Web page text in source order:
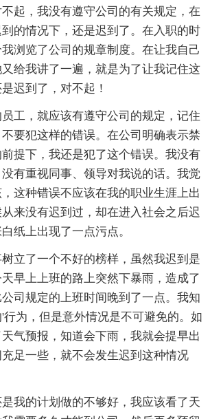
起，我没有遵守公司的有关规定，在
的情况下，还是迟到了。在入职的时
浏览了公司的规章制度。在让我自己
给我讲了一遍，就是为了让我记住这
迟到了，对不起！
工，就应该有遵守公司的规定，记住
要犯这样的错误。在公司明确表示禁
提下，我还是犯了这个错误。我没有
有重视同事、领导对我说的话。我觉
这种错误不应该在我的职业生涯上出
来没有迟到过，却在进入社会之后迟
纸上出现了一点污点。
立了一个不好的榜样，虽然我迟到是
早上上班的路上突然下暴雨，造成了
司规定的上班时间晚到了一点。我知
为，但是意外情况是不可避免的。如
气预报，知道会下雨，我就会提早出
足一些，就不会发生迟到这种情况
我的计划做的不够好，我应该看了天